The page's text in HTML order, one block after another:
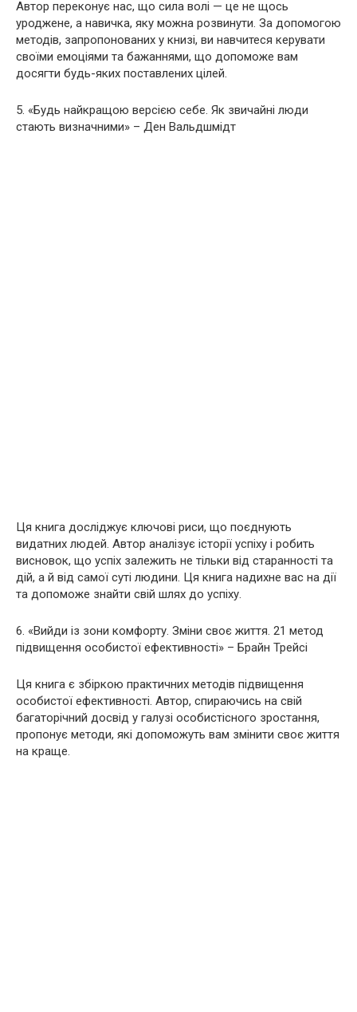
Автор переконує нас, що сила волі — це не щось
уроджене, а навичка, яку можна розвинути. За допомогою
методів, запропонованих у книзі, ви навчитеся керувати
своїми емоціями та бажаннями, що допоможе вам
досягти будь-яких поставлених цілей.
5. «Будь найкращою версією себе. Як звичайні люди
стають визначними» – Ден Вальдшмідт
Ця книга досліджує ключові риси, що поєднують
видатних людей. Автор аналізує історії успіху і робить
висновок, що успіх залежить не тільки від старанності та
дій, а й від самої суті людини. Ця книга надихне вас на дії
та допоможе знайти свій шлях до успіху.
6. «Вийди із зони комфорту. Зміни своє життя. 21 метод
підвищення особистої ефективності» – Брайн Трейсі
Ця книга є збіркою практичних методів підвищення
особистої ефективності. Автор, спираючись на свій
багаторічний досвід у галузі особистісного зростання,
пропонує методи, які допоможуть вам змінити своє життя
на краще.